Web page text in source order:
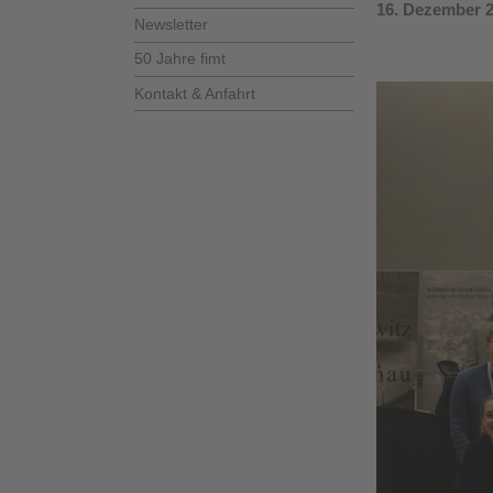
Newsletter
50 Jahre fimt
Kontakt & Anfahrt
16. Dezember